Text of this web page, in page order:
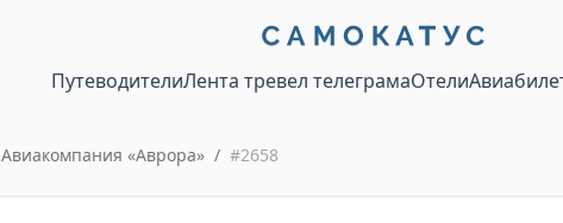
ПутеводителиЛента тревел телеграмаОтели
Авиакомпания «Аврора» / #2658